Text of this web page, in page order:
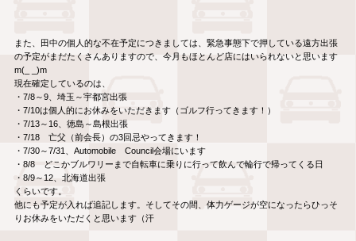
また、田中の個人的な不在予定につきましては、緊急事態下で押している遠方出張
の予定がまだたくさんありますので、今月もほとんど店にはいられないと思います
m(_ _)m
現在確定しているのは、
・7/8～9、埼玉～宇都宮出張
・7/10は個人的にお休みをいただきます（ゴルフ行ってきます！）
・7/13～16、徳島～島根出張
・7/18 亡父（前会長）の3回忌やってきます！
・7/30～7/31、Automobile Council会場にいます
・8/8 どこかブルワリーまで自転車に乗りに行って飲んで輪行で帰ってくる日
・8/9～12、北海道出張
くらいです。
他にも予定が入れば追記します。そしてその間、体力ゲージが空になったらひっそ
りお休みをいただくと思います（汗